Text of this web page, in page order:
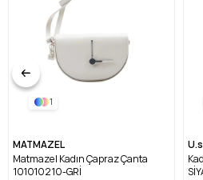
gezilerden hafta sonu buluşmalarına
yanınızda olur. United Colors of
erişilebilir lifestyle anlayışını kompakt
sadeliği fonksiyonla birleştirir.
1
MATMAZEL
Matmazel Kadın Çapraz Çanta
101010210-GRİ